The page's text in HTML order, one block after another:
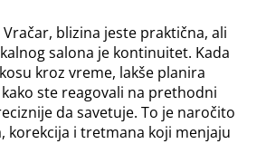
blizina jeste praktična, ali
salona je kontinuitet. Kada
kroz vreme, lakše planira
ste reagovali na prethodni
da savetuje. To je naročito
korekcija i tretmana koji menjaju